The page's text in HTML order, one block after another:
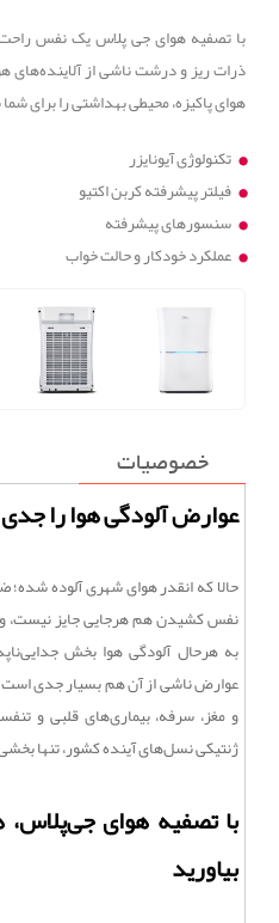
با تصفیه هوای جی پلاس یک نفس
ذرات ریز و درشت ناشی از آلاینده‌های
هوای پاکیزه، محیطی بهداشتی را برای
تکنولوژی آیونایزر
فیلتر پیشرفته کربن اکتیو
سنسورهای پیشرفته
عملکرد خودکار و حالت خواب
خصوصیات
عوارض آلودگی هوا را
حالا که انقدر هوای شهری آلوده
نفس کشیدن هم هرجایی جایز نیست،
به هرحال آلودگی هوا بخش
عوارض ناشی از آن هم بسیار جدی
و مغز، سرفه، بیماری‌های قلبی و
ژنتیکی نسل‌های آینده کشور، تنها
با تصفیه هوای جی‌پلاس،
بیاورید